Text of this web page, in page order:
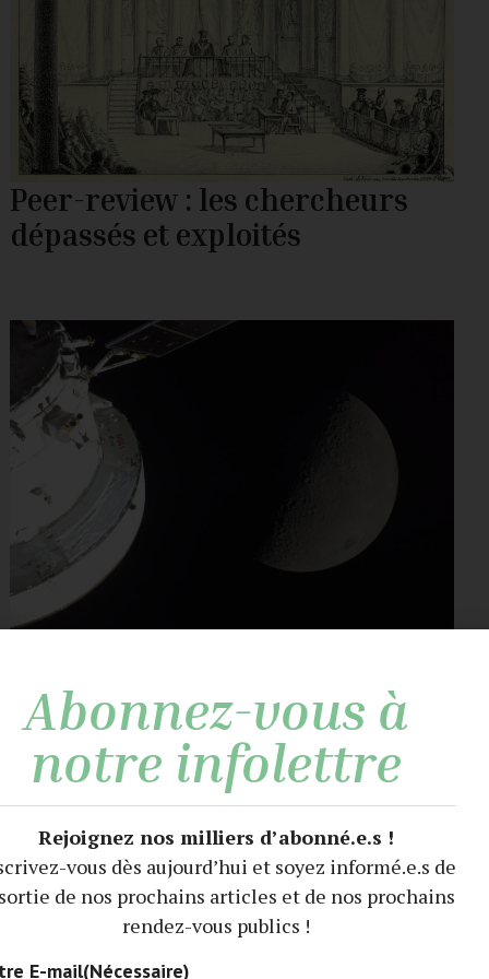
Peer-review : les chercheurs
dépassés et exploités
Abonnez-vous à
notre infolettre
Rejoignez nos milliers d’abonné.e.s !
vous dès aujourd’hui et soyez informé.e.s de
de nos prochains articles et de nos prochains
rendez-vous publics !
E-mail(Nécessaire)